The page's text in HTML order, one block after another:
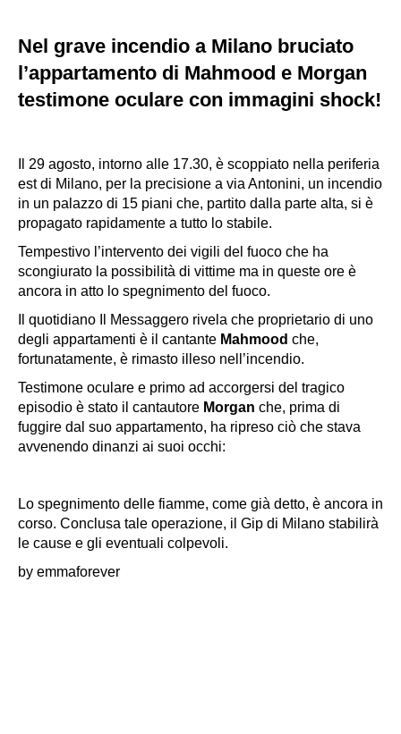
Nel grave incendio a Milano bruciato
l’appartamento di Mahmood e Morgan
testimone oculare con immagini shock!
Il 29 agosto, intorno alle 17.30, è scoppiato nella periferia
est di Milano, per la precisione a via Antonini, un incendio
in un palazzo di 15 piani che, partito dalla parte alta, si è
propagato rapidamente a tutto lo stabile.
Tempestivo l’intervento dei vigili del fuoco che ha
scongiurato la possibilità di vittime ma in queste ore è
ancora in atto lo spegnimento del fuoco.
Il quotidiano Il Messaggero rivela che proprietario di uno
degli appartamenti è il cantante Mahmood che,
fortunatamente, è rimasto illeso nell’incendio.
Testimone oculare e primo ad accorgersi del tragico
episodio è stato il cantautore Morgan che, prima di
fuggire dal suo appartamento, ha ripreso ciò che stava
avvenendo dinanzi ai suoi occhi:
Lo spegnimento delle fiamme, come già detto, è ancora in
corso. Conclusa tale operazione, il Gip di Milano stabilirà
le cause e gli eventuali colpevoli.
by emmaforever